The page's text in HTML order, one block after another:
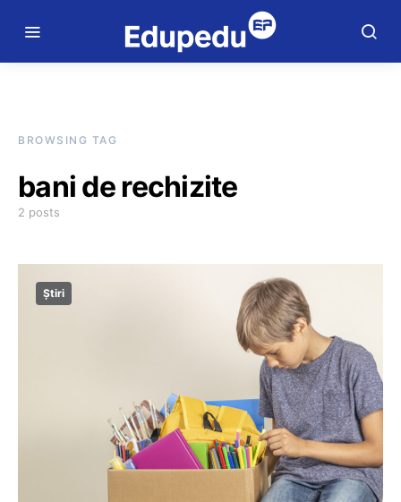
BROWSING TAG
bani de rechizite
2 posts
Știri